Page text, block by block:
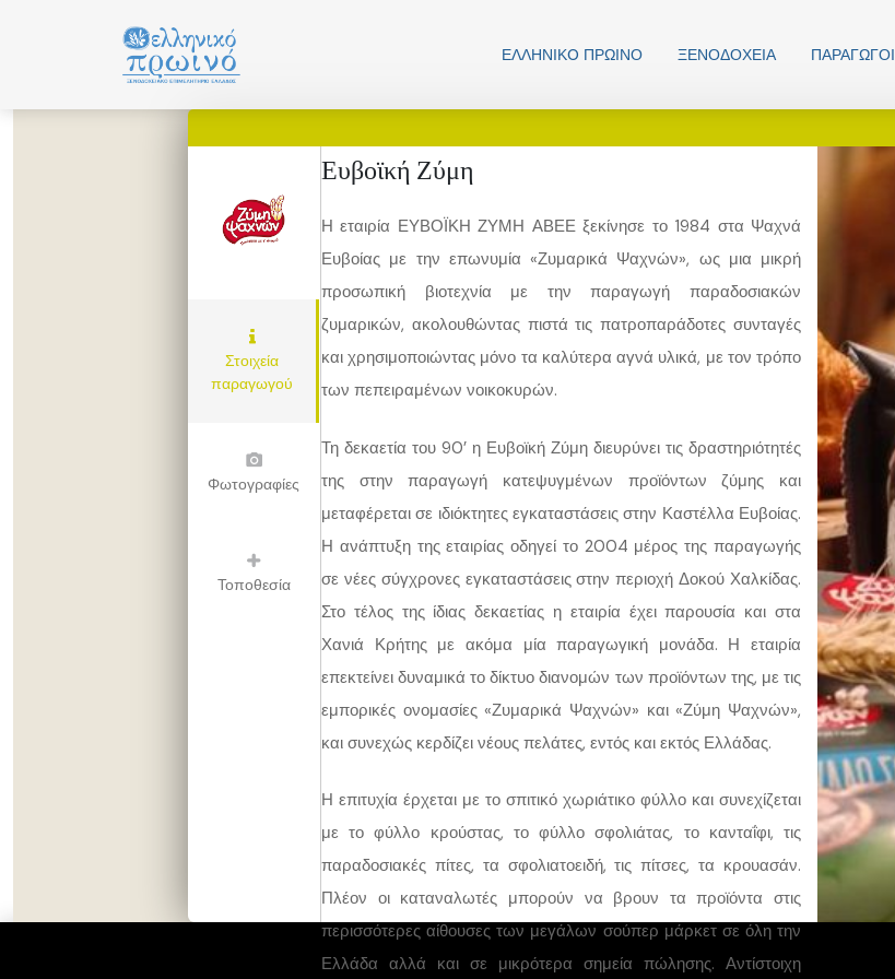
ΕΛΛΗΝΙΚO ΠΡΩΙΝΟ ΞΕΝΟΔΟΧΕΊΑ ΠΑΡΑΓΩΓΟΊ
Στοιχεία
παραγωγού
Φωτογραφίες
Τοποθεσία
Ευβοϊκή Ζύμη
Η εταιρία ΕΥΒΟΪΚΗ ΖΥΜΗ ΑΒΕΕ ξεκίνησε το 1984 στα Ψαχνά
Ευβοίας με την επωνυμία «Ζυμαρικά Ψαχνών», ως μια μικρή
προσωπική βιοτεχνία με την παραγωγή παραδοσιακών
ζυμαρικών, ακολουθώντας πιστά τις πατροπαράδοτες συνταγές
και χρησιμοποιώντας μόνο τα καλύτερα αγνά υλικά, με τον τρόπο
των πεπειραμένων νοικοκυρών.
Τη δεκαετία του 90’ η Ευβοϊκή Ζύμη διευρύνει τις δραστηριότητές
της στην παραγωγή κατεψυγμένων προϊόντων ζύμης και
μεταφέρεται σε ιδιόκτητες εγκαταστάσεις στην Καστέλλα Ευβοίας.
Η ανάπτυξη της εταιρίας οδηγεί το 2004 μέρος της παραγωγής
σε νέες σύγχρονες εγκαταστάσεις στην περιοχή Δοκού Χαλκίδας.
Στο τέλος της ίδιας δεκαετίας η εταιρία έχει παρουσία και στα
Χανιά Κρήτης με ακόμα μία παραγωγική μονάδα. Η εταιρία
επεκτείνει δυναμικά το δίκτυο διανομών των προϊόντων της, με τις
εμπορικές ονομασίες «Ζυμαρικά Ψαχνών» και «Ζύμη Ψαχνών»,
και συνεχώς κερδίζει νέους πελάτες, εντός και εκτός Ελλάδας.
Η επιτυχία έρχεται με το σπιτικό χωριάτικο φύλλο και συνεχίζεται
με το φύλλο κρούστας, το φύλλο σφολιάτας, το κανταΐφι, τις
παραδοσιακές πίτες, τα σφολιατοειδή, τις πίτσες, τα κρουασάν.
Πλέον οι καταναλωτές μπορούν να βρουν τα προϊόντα στις
περισσότερες αίθουσες των μεγάλων σούπερ μάρκετ σε όλη την
Ελλάδα αλλά και σε μικρότερα σημεία πώλησης. Αντίστοιχη